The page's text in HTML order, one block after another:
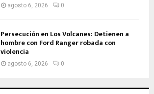
agosto 6, 2026 0
Persecución en Los Volcanes: Detienen a
hombre con Ford Ranger robada con
violencia
agosto 6, 2026 0